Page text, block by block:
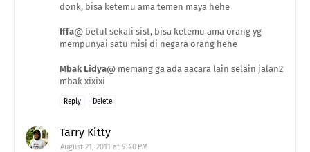
donk, bisa ketemu ama temen maya hehe
Iffa@ betul sekali sist, bisa ketemu ama orang yg
mempunyai satu misi di negara orang hehe
Mbak Lidya@ memang ga ada aacara lain selain jalan2
mbak xixixi
Reply Delete
Tarry Kitty
August 21, 2011 at 9:40 PM